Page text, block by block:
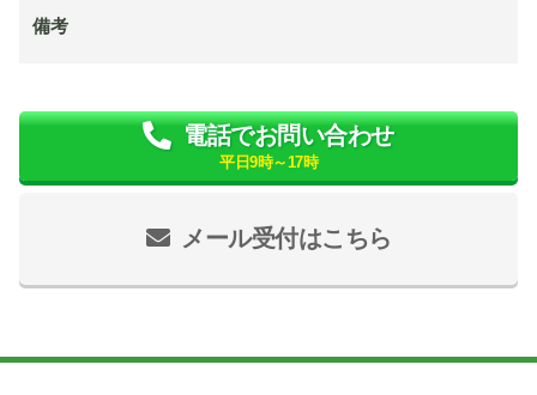
備考
メール受付はこちら
電話でお問い合わせ
平日9時～17時